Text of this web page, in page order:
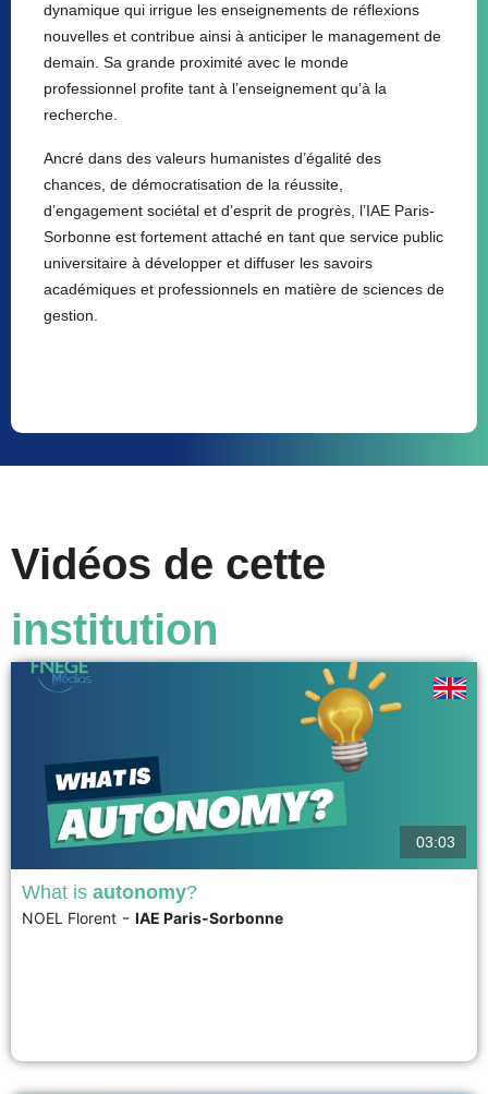
dynamique qui irrigue les enseignements de réflexions
nouvelles et contribue ainsi à anticiper le management de
demain. Sa grande proximité avec le monde
professionnel profite tant à l’enseignement qu’à la
recherche.
Ancré dans des valeurs humanistes d’égalité des
chances, de démocratisation de la réussite,
d’engagement sociétal et d’esprit de progrès, l’IAE Paris-
Sorbonne est fortement attaché en tant que service public
universitaire à développer et diffuser les savoirs
académiques et professionnels en matière de sciences de
gestion.
Vidéos de cette
institution
If we combine these different dimensions, we see that behind the notion of
voir
03:03
What is autonomy?
NOEL Florent - IAE Paris-Sorbonne